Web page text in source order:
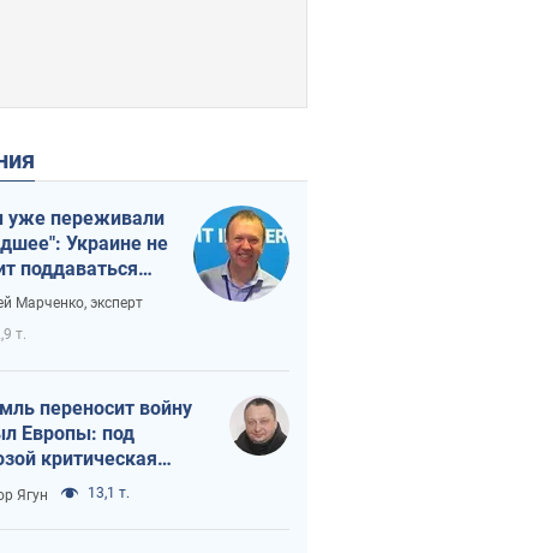
переживали
Украине не
поддаваться
из-за
Марченко, эксперт
т.
переносит войну
Европы: под
критическая
Ягун 13,1 т.